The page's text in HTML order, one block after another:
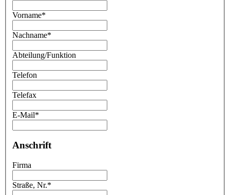
Vorname*
Nachname*
Abteilung/Funktion
Telefon
Telefax
E-Mail*
Anschrift
Firma
Straße, Nr.*